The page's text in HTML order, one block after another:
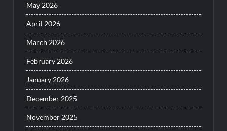
May 2026
April 2026
March 2026
February 2026
January 2026
December 2025
November 2025